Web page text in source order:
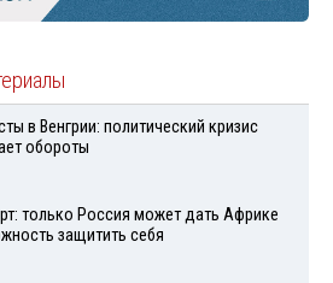
в Венгрии: политический кризис
обороты
только Россия может дать Африке
защитить себя